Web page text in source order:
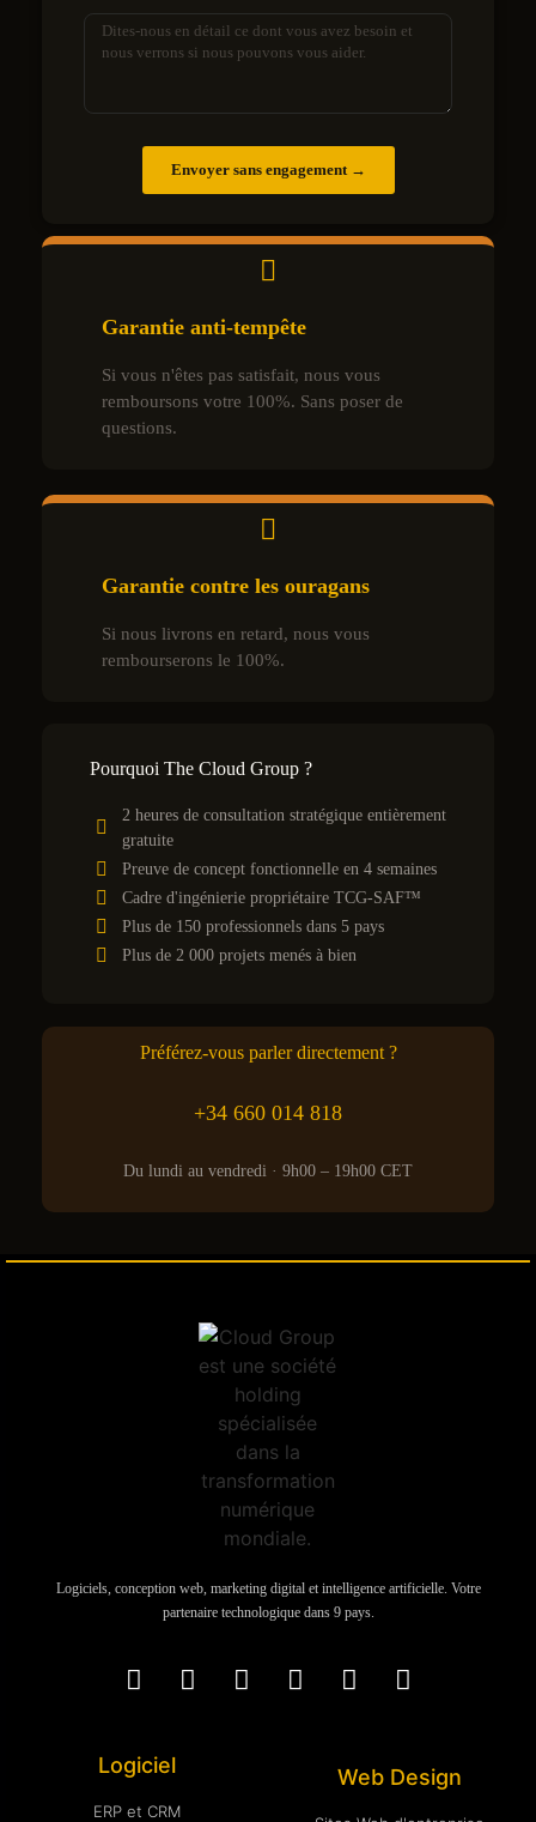
Envoyer sans engagement →
Garantie anti-tempête
Si vous n'êtes pas satisfait, nous vous
remboursons votre 100%. Sans poser de
questions.
Garantie contre les ouragans
Si nous livrons en retard, nous vous
rembourserons le 100%.
Pourquoi The Cloud Group ?
2 heures de consultation stratégique entièrement
gratuite
Preuve de concept fonctionnelle en 4 semaines
Cadre d'ingénierie propriétaire TCG-SAF™
Plus de 150 professionnels dans 5 pays
Plus de 2 000 projets menés à bien
Préférez-vous parler directement ?
+34 660 014 818
Du lundi au vendredi · 9h00 – 19h00 CET
Logiciels, conception web, marketing digital et intelligence artificielle. Votre
partenaire technologique dans 9 pays.
Logiciel
ERP et CRM
Web Design